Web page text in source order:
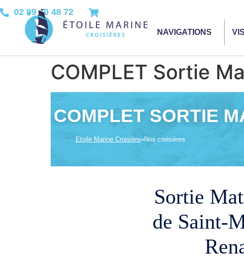
02 99 40 48 72
NAVIGATIONS
COMPLET Sortie
COMPLET SORTIE
Etoile Marine Croisière»Nos croisières
Sortie
de Saint-